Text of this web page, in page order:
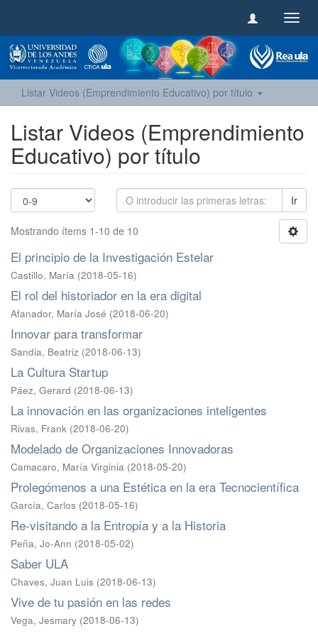
Listar Videos (Emprendimiento Educativo) por título
Listar Videos (Emprendimiento
Educativo) por título
Ir
Mostrando ítems 1-10 de 10
El principio de la Investigación Estelar
Castillo, María (2018-05-16)
El rol del historiador en la era digital
Afanador, María José (2018-06-20)
Innovar para transformar
Sandia, Beatriz (2018-06-13)
La Cultura Startup
Páez, Gerard (2018-06-13)
La innovación en las organizaciones inteligentes
Rivas, Frank (2018-06-20)
Modelado de Organizaciones Innovadoras
Camacaro, María Virginia (2018-05-20)
Prolegómenos a una Estética en la era Tecnocientífica
García, Carlos (2018-05-16)
Re-visitando a la Entropía y a la Historia
Peña, Jo-Ann (2018-05-02)
Saber ULA
Chaves, Juan Luis (2018-06-13)
Vive de tu pasión en las redes
Vega, Jesmary (2018-06-13)